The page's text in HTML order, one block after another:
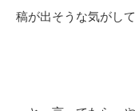
稿が出そうな気がし